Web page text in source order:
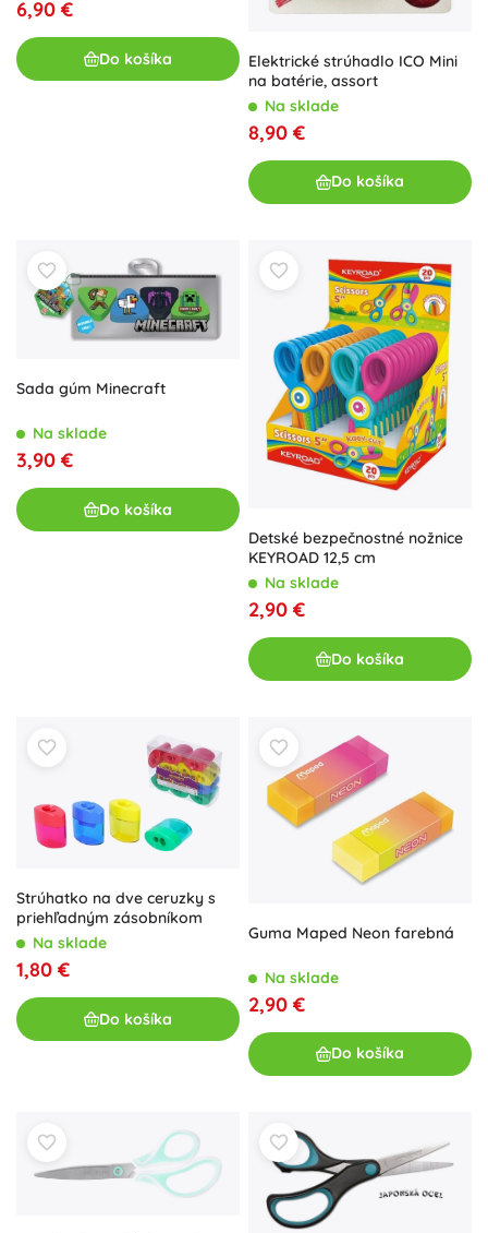
6,90 €
Do košíka
Elektrické strúhadlo ICO Mini
na batérie, assort
Na sklade
8,90 €
Do košíka
Sada gúm Minecraft
Na sklade
3,90 €
Do košíka
Detské bezpečnostné nožnice
KEYROAD 12,5 cm
Na sklade
2,90 €
Do košíka
Strúhatko na dve ceruzky s
priehľadným zásobníkom
Na sklade
1,80 €
Do košíka
Guma Maped Neon farebná
Na sklade
2,90 €
Do košíka